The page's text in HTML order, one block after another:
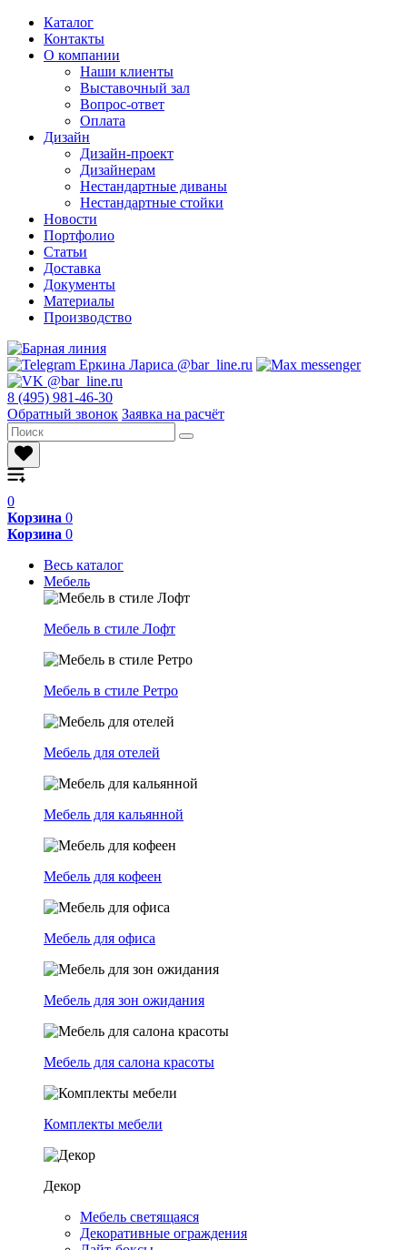
Каталог
Контакты
О компании
Наши клиенты
Выставочный зал
Вопрос-ответ
Оплата
Дизайн
Дизайн-проект
Дизайнерам
Нестандартные диваны
Нестандартные стойки
Новости
Портфолио
Статьи
Доставка
Документы
Материалы
Производство
8 (495) 981-46-30
Обратный звонок Заявка на расчёт
0
Корзина 0
Корзина 0
Весь каталог
Мебель
Мебель в стиле Лофт
Мебель в стиле Ретро
Мебель для отелей
Мебель для кальянной
Мебель для кофеен
Мебель для офиса
Мебель для зон ожидания
Мебель для салона красоты
Комплекты мебели
Декор
Мебель светящаяся
Декоративные ограждения